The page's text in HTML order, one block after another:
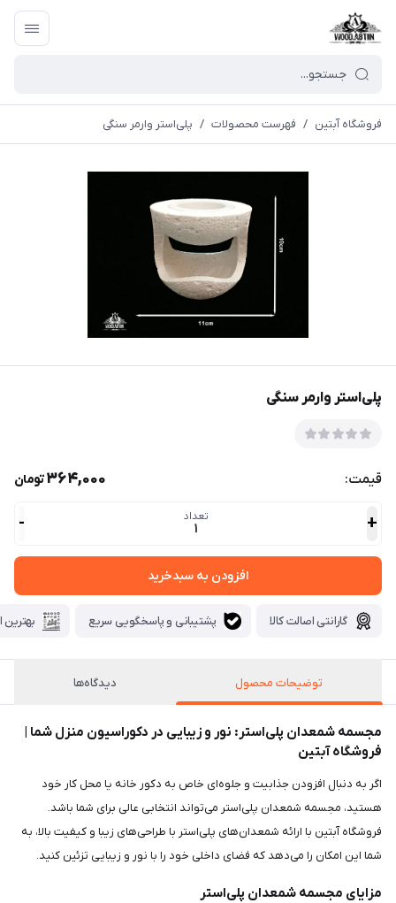
فروشگاه آبتین / فهرست محصولات / پلی‌استر وارمر سنگی
پلی‌استر وارمر سنگی
قیمت: 364,000تومان
+ تعداد
1
-
افزودن به سبدخرید
گارانتی اصالت کالا پشتیبانی و پاسخگویی سریع بهترین
توضیحات محصول دیدگاه‌ها
مجسمه شمعدان پلی‌استر: نور و زیبایی در دکوراسیون منزل شما |
فروشگاه آبتین
اگر به دنبال افزودن جذابیت و جلوه‌ای خاص به دکور خانه یا محل کار خود
هستید، مجسمه شمعدان پلی‌استر می‌تواند انتخابی عالی برای شما باشد.
فروشگاه آبتین با ارائه شمعدان‌های پلی‌استر با طراحی‌های زیبا و کیفیت بالا، به
شما این امکان را می‌دهد که فضای داخلی خود را با نور و زیبایی تزئین کنید.
مزایای مجسمه شمعدان پلی‌استر